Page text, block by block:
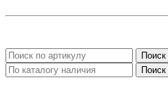
Поиск
Поиск